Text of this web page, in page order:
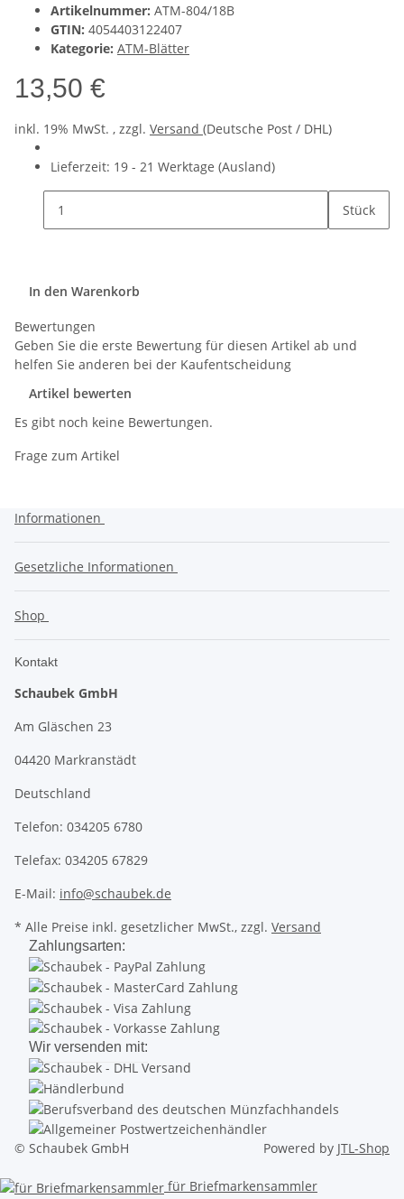
Artikelnummer: ATM-804/18B
GTIN: 4054403122407
Kategorie: ATM-Blätter
13,50 €
inkl. 19% MwSt. , zzgl. Versand (Deutsche Post / DHL)
Lieferzeit: 19 - 21 Werktage (Ausland)
Stück
In den Warenkorb
Bewertungen
Geben Sie die erste Bewertung für diesen Artikel ab und
helfen Sie anderen bei der Kaufentscheidung
Artikel bewerten
Es gibt noch keine Bewertungen.
Frage zum Artikel
Informationen
Gesetzliche Informationen
Shop
Kontakt
Schaubek GmbH
Am Gläschen 23
04420 Markranstädt
Deutschland
Telefon: 034205 6780
Telefax: 034205 67829
E-Mail: info@schaubek.de
* Alle Preise inkl. gesetzlicher MwSt., zzgl. Versand
Zahlungsarten:
Wir versenden mit:
© Schaubek GmbH Powered by JTL-Shop
für Briefmarkensammler